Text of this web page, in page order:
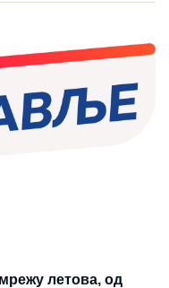
летова, од